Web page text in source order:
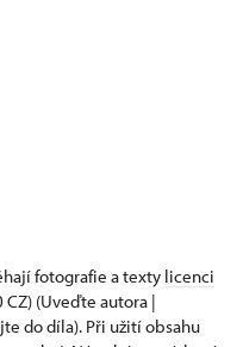
fotografie a texty licenci
CZ) (Uveďte autora |
do díla). Při užití obsahu